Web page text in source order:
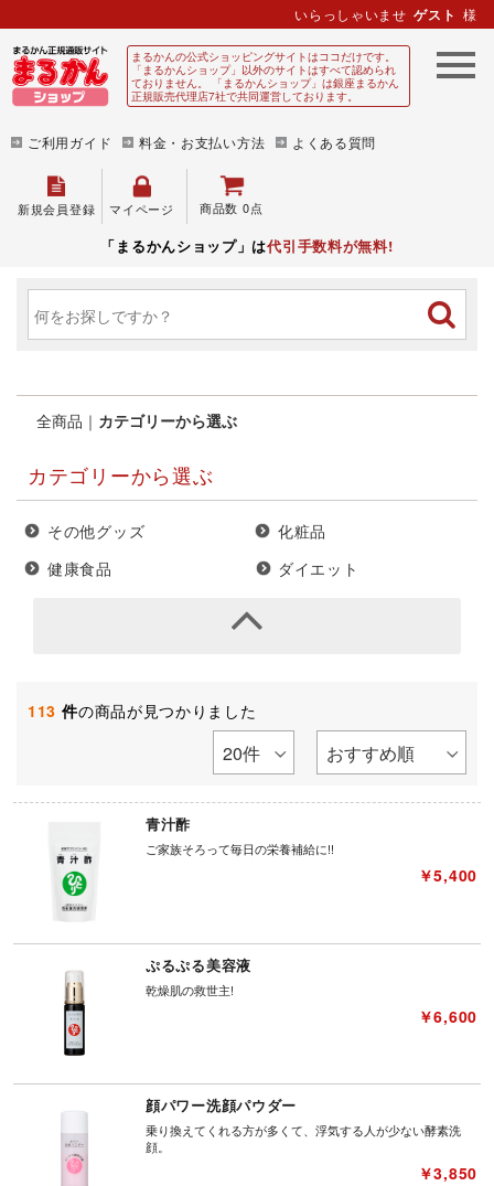
いらっしゃいませ ゲスト 様
まるかんの公式ショッピングサイトはココだけです。
「まるかんショップ」以外のサイトはすべて認められ
ておりません。 「まるかんショップ」は銀座まるかん
正規販売代理店7社で共同運営しております。
ご利用ガイド 料金・お支払い方法 よくある質問
新規会員登録 マイページ 商品数 0点
「まるかんショップ」は代引手数料が無料!
全商品 カテゴリーから選ぶ
カテゴリーから選ぶ
その他グッズ
化粧品
健康食品
ダイエット
113 件の商品が見つかりました
青汁酢
ご家族そろって毎日の栄養補給に!!
￥5,400
ぷるぷる美容液
乾燥肌の救世主!
￥6,600
顔パワー洗顔パウダー
乗り換えてくれる方が多くて、浮気する人が少ない酵素洗
顔。
￥3,850